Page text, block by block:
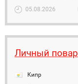
05.08.2026
Личный повар
Кипр